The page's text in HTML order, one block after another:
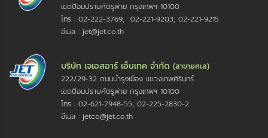
เขตป้อมปราบศัตรูพ่าย กรุงเทพฯ 10100
โทร : 02-222-3769, 02-221-9203, 02-221-9215
อีเมล : jet@jet.co.th
บริษัท เจเอสอาร์ เอ็นเทค จำกัด (สาขายศเส)
222/29-32 ถนนบำรุงเมือง แขวงเทพศิรินทร์
เขตป้อมปราบศัตรูพ่าย กรุงเทพฯ 10100
โทร : 02-621-7948-55, 02-225-2830-2
อีเมล : jetco@jet.co.th